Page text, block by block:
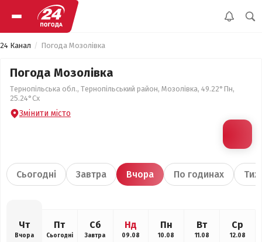
24 Канал Погода Мозолівка
Погода Мозолівка
Тернопільська обл., Тернопільський район, Мозолівка, 49.22°Пн,
25.24°Сх
Змінити місто
Сьогодні Завтра Вчора По годинах
Чт
Вчора
Пт
Сьогодні
Сб
Завтра
Нд
09.08
Пн
10.08
Вт
11.08
Ср
12.08